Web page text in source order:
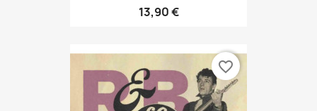
13,90 €
favorite_border